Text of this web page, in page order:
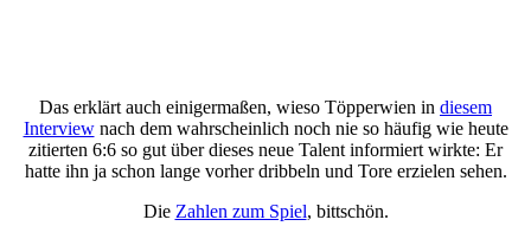
Das erklärt auch einigermaßen, wieso Töpperwien in diesem
Interviewnach dem wahrscheinlich noch nie so häufig wie heute
zitierten 6:6 so gut über dieses neue Talent informiert wirkte: Er
hatte ihn ja schon lange vorher dribbeln und Tore erzielen sehen.
Die Zahlen zum Spiel, bittschön.